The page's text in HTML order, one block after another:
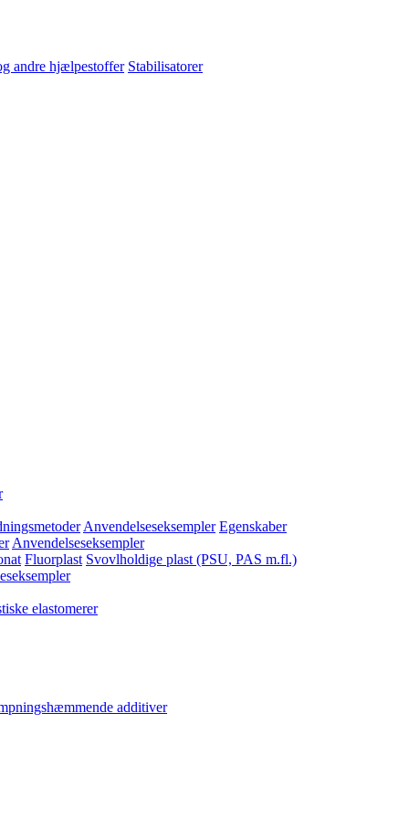
andre hjælpestoffer Stabilisatorer
Anvendelseseksempler Egenskaber
Anvendelseseksempler
Fluorplast Svovlholdige plast (PSU, PAS m.fl.)
elastomerer
additiver